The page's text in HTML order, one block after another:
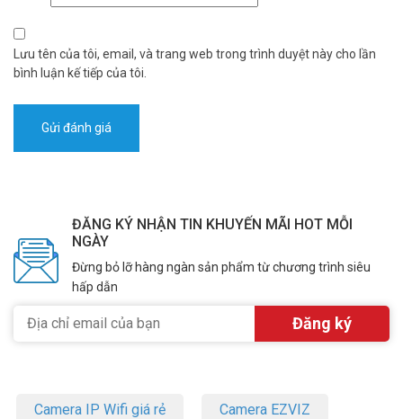
Lưu tên của tôi, email, và trang web trong trình duyệt này cho lần
bình luận kế tiếp của tôi.
ĐĂNG KÝ NHẬN TIN KHUYẾN MÃI HOT MỖI
NGÀY
Đừng bỏ lỡ hàng ngàn sản phẩm từ chương trình siêu
hấp dẫn
Camera IP Wifi giá rẻ Camera EZVIZ